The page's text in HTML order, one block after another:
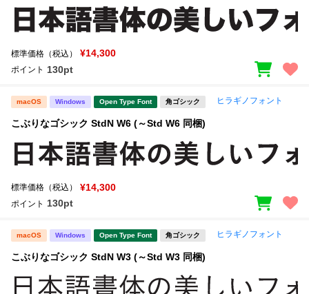
標準価格（税込） ¥14,300
ポイント 130pt
macOS Windows Open Type Font 角ゴシック ヒラギノフォント
こぶりなゴシック StdN W6 (～Std W6 同梱)
標準価格（税込） ¥14,300
ポイント 130pt
macOS Windows Open Type Font 角ゴシック ヒラギノフォント
こぶりなゴシック StdN W3 (～Std W3 同梱)